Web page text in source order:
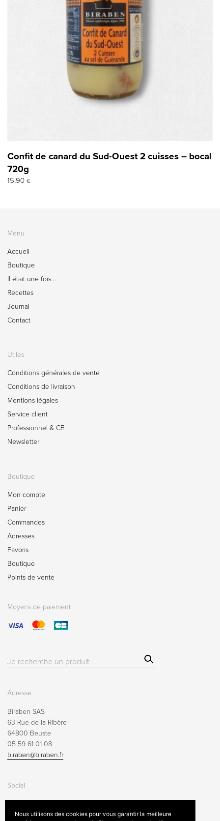
Confit de canard du Sud-Ouest 2 cuisses – bocal
720g
15,90 €
Menu
Accueil
Boutique
Il était une fois…
Recettes
Journal
Contact
Utiles
Conditions générales de vente
Conditions de livraison
Mentions légales
Service client
Professionnel & CE
Newsletter
Boutique
Mon compte
Panier
Commandes
Adresses
Favoris
Boutique
Points de vente
Moyens de paiement
Résultat(s)
Sear
ch
Adresse
Biraben SAS
63 Rue de la Ribère
64800 Beuste
05 59 61 01 08
biraben@biraben.fr
Social
Nous utilisons des cookies pour vous garantir la meilleure